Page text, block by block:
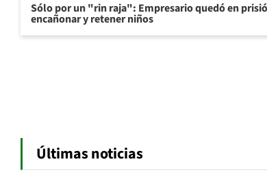
Sólo por un "rin raja": Empresario quedó en
encañonar y retener niños
Últimas noticias